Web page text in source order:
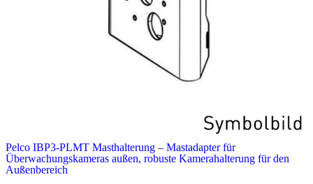
Pelco IBP3-PLMT Masthalterung – Mastadapter für
Überwachungskameras außen, robuste Kamerahalterung für den
Außenbereich